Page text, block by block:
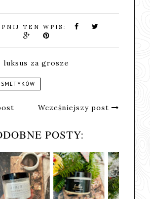
TEN WPIS:
luksus za grosze
Wcześniejszy post
POSTY: